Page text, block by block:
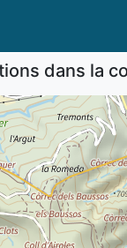
dans la